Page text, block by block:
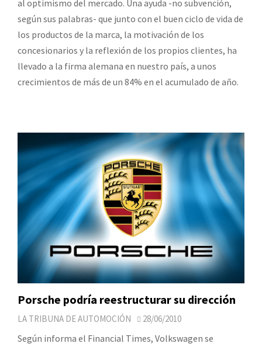
al optimismo del mercado. Una ayuda -no subvención,
según sus palabras- que junto con el buen ciclo de vida de
los productos de la marca, la motivación de los
concesionarios y la reflexión de los propios clientes, ha
llevado a la firma alemana en nuestro país, a unos
crecimientos de más de un 84% en el acumulado de año.
Porsche podría reestructurar su dirección
LA TRIBUNA DE AUTOMOCIÓN 28/06/2010
Según informa el Financial Times, Volkswagen se